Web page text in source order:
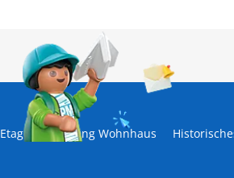
Etagenergänzung Wohnhaus